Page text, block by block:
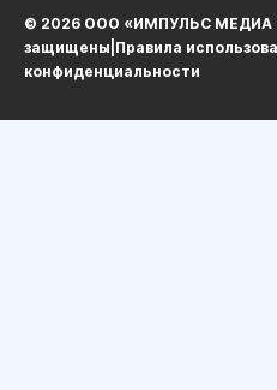
© 2026 ООО «ИМПУЛЬС МЕДИА
защищеныㅤ|ㅤ Правила
конфиденциальности